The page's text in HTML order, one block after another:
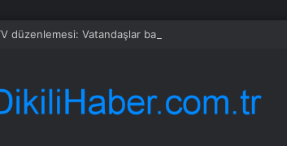
düzenlemesi: Vatandaşlar bayilere akın etti